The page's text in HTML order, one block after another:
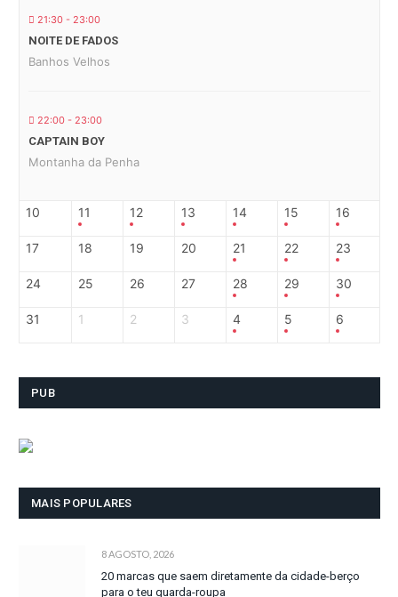
21:30 - 23:00
NOITE DE FADOS
Banhos Velhos
22:00 - 23:00
CAPTAIN BOY
Montanha da Penha
10 11 12 13 14 15 16
17 18 19 20 21 22 23
24 25 26 27 28 29 30
31 1 2 3 4 5 6
PUB
MAIS POPULARES
8 AGOSTO, 2026
20 marcas que saem diretamente da cidade-berço
para o teu guarda-roupa